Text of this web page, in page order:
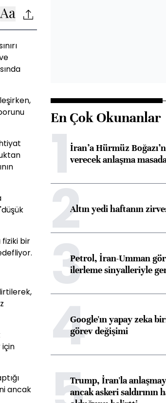
bir
ancak
En Çok Okunanlar
1İran’a Hürmüz
verecek anlaşma
2Altın yedi haftanın
3Petrol, İran-Umman
ilerleme sinyalleriyle
4Google'ın yapay zeka
görev değişimi
Trump, İran'la
ancak askeri saldırının